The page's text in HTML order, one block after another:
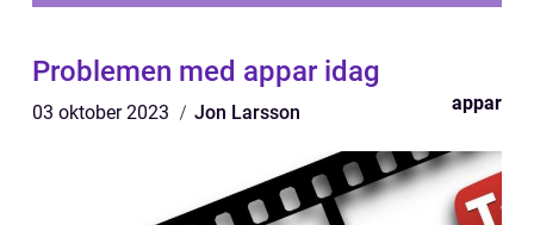
Problemen med appar idag
03 oktober 2023 Jon Larsson appar